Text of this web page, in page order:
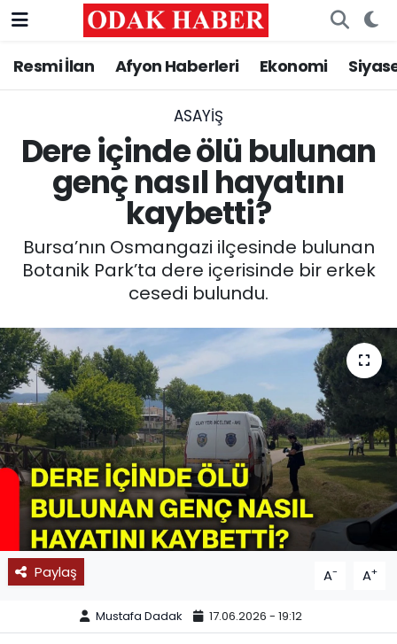
Resmi İlan Afyon Haberleri Ekonomi
ASAYİŞ
Dere içinde ölü bulunan
genç nasıl hayatını
kaybetti?
Bursa’nın Osmangazi ilçesinde bulunan
Botanik Park’ta dere içerisinde bir erkek
cesedi bulundu.
Paylaş A- A+
Mustafa Dadak 17.06.2026 - 19:12
AFYONKARAHİSAR HABERLERİ
ASAYİŞ
GÜNCEL
SİYASET
MAGAZİN
SAĞLIK
SPOR
11:11 MANŞET
Nöbetçi Eczaneler
Trafik Durumu
Süper Lig Puan Durumu ve Fikstür
Tüm Manşetler
Son Dakika Haberleri
Haber Arşivi